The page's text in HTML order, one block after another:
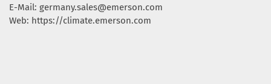
E-Mail: germany.sales@emerson.com
Web: https://climate.emerson.com